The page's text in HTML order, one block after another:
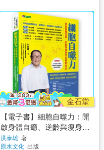
金石堂
【電子書】細胞自噬力：開
啟身體自癒、逆齡與瘦身的
科學飲食法
洪泰雄 著
原水文化 出版